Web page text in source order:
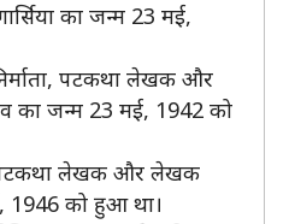
का जन्म 23 मई,
पटकथा लेखक और
का जन्म 23 मई, 1942 को
पटकथा लेखक और लेखक
1946 को हुआ था।